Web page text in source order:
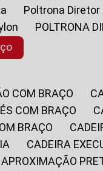
Poltrona
POLTRONA
COM BRAÇO
COM BRAÇO
BRAÇO
CADEIRA
APROXIMAÇÃO